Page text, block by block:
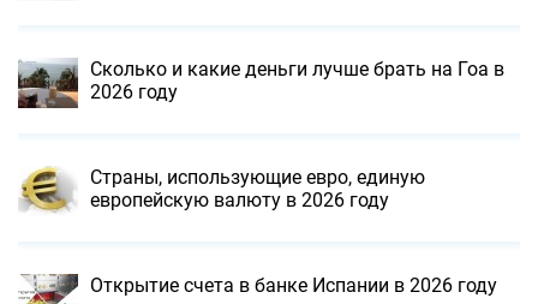
Сколько и какие деньги лучше брать на Гоа в
2026 году
Страны, использующие евро, единую
европейскую валюту в 2026 году
Открытие счета в банке Испании в 2026 году